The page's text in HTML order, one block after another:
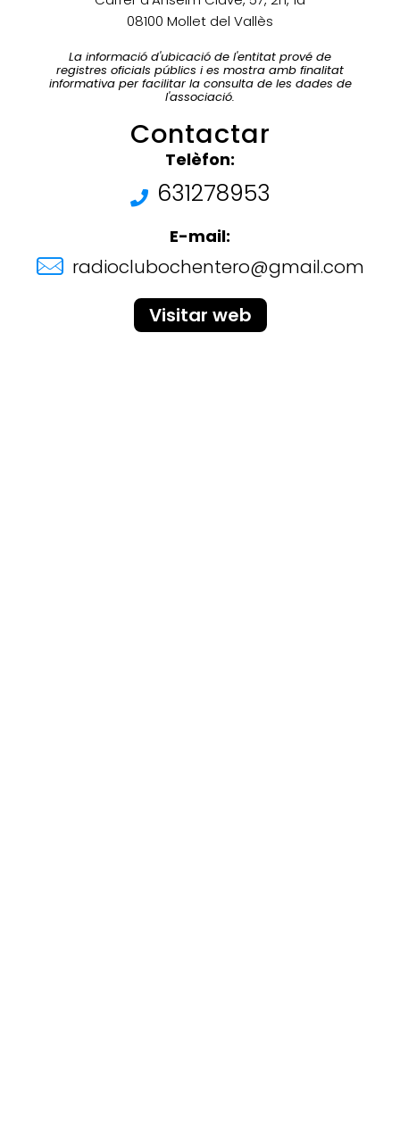
08100 Mollet del Vallès
La informació d'ubicació de l'entitat prové de
registres oficials públics i es mostra amb finalitat
informativa per facilitar la consulta de les dades de
l'associació.
Contactar
Telèfon:
631278953
E-mail:
radioclubochentero@gmail.com
Visitar web